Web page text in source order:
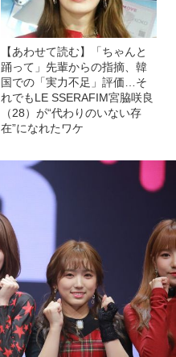
【あわせて読む】「ちゃんと
踊って」先輩からの指摘、韓
国での「実力不足」評価…そ
れでもLE SSERAFIM宮脇咲良
（28）が“代わりのいない存
在”になれたワケ